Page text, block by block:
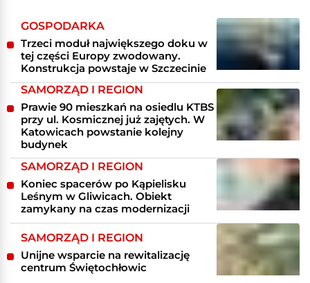
GOSPODARKA
Trzeci moduł największego doku w
tej części Europy zwodowany.
Konstrukcja powstaje w Szczecinie
SAMORZĄD I REGION
Prawie 90 mieszkań na osiedlu KTBS
przy ul. Kosmicznej już zajętych. W
Katowicach powstanie kolejny
budynek
SAMORZĄD I REGION
Koniec spacerów po Kąpielisku
Leśnym w Gliwicach. Obiekt
zamykany na czas modernizacji
SAMORZĄD I REGION
Unijne wsparcie na rewitalizację
centrum Świętochłowic